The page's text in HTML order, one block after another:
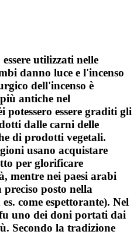
utilizzati nelle
danno luce e l'incenso
dell'incenso è
antiche nel
potessero essere graditi gli
dalle carni delle
di prodotti vegetali.
usano acquistare
per glorificare
mentre nei paesi arabi
preciso posto nella
come espettorante). Nel
uno dei doni portati dai
Secondo la tradizione